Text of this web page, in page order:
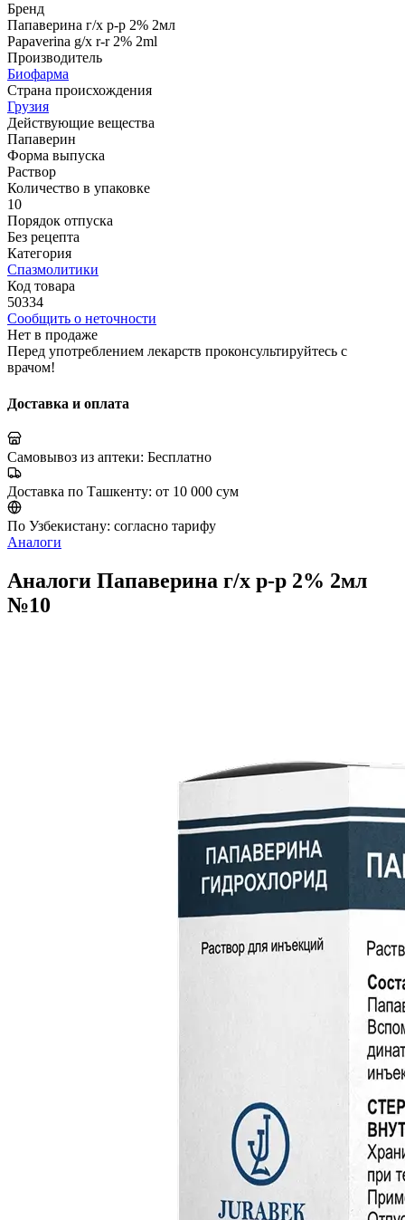
Бренд
Папаверина г/х р-р 2% 2мл
Papaverina g/x r-r 2% 2ml
Производитель
Биофарма
Страна происхождения
Грузия
Действующие вещества
Папаверин
Форма выпуска
Раствор
Количество в упаковке
10
Порядок отпуска
Без рецепта
Категория
Спазмолитики
Код товара
50334
Сообщить о неточности
Нет в продаже
Перед употреблением лекарств проконсультируйтесь с
врачом!
Доставка и оплата
Самовывоз из аптеки: Бесплатно
Доставка по Ташкенту: от 10 000 сум
По Узбекистану: согласно тарифу
Аналоги
Аналоги Папаверина г/х р-р 2% 2мл
№10